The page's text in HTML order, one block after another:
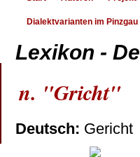
Dialektvarianten im Pinzgau
Lexikon -
n. "Gricht"
Deutsch: Gericht